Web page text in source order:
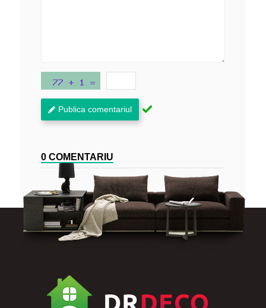
Publica comentariul
0 COMENTARIU